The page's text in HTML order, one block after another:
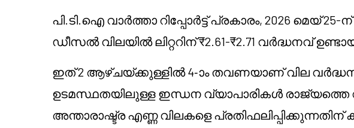
പി.ടി.ഐ വാർത്താ റിപ്പോർട്ട് പ്രകാരം, 2026 മെയ്
ഡീസൽ വിലയിൽ ലിറ്ററിന് ₹2.61-₹2.71 വർദ്ധനവ്
ഇത് 2 ആഴ്ചയ്ക്കുള്ളിൽ 4-ാം തവണയാണ് വില
ഉടമസ്ഥതയിലുള്ള ഇന്ധന വ്യാപാരികൾ രാജ്യത്തെ
അന്താരാഷ്ട്ര എണ്ണ വിലകളെ പ്രതിഫലിപ്പിക്കുന്നതിന്